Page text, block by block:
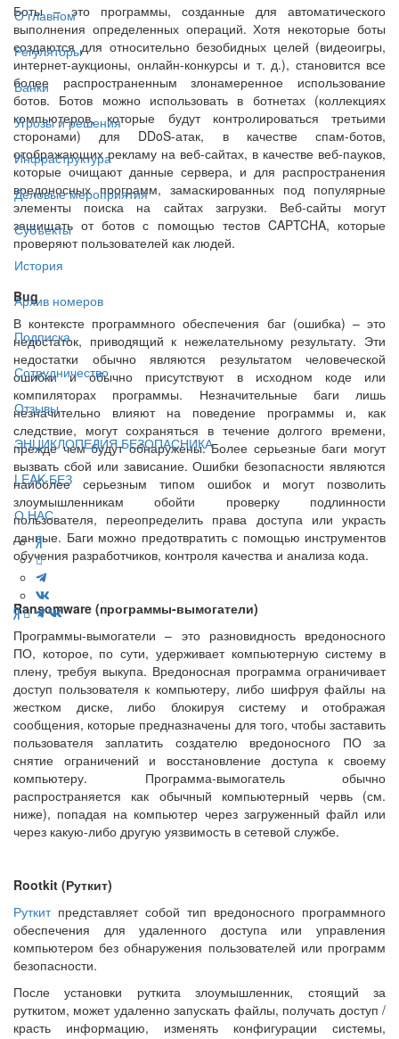
О главном
Регуляторы
Банки
Угрозы и решения
Инфраструктура
Деловые мероприятия
Субъекты
История
Архив номеров
Подписка
Сотрудничество
Отзывы
ЭНЦИКЛОПЕДИЯ БЕЗОПАСНИКА
LEAK-БЕЗ
О НАС
Боты – это программы, созданные для автоматического
выполнения определенных операций. Хотя некоторые боты
создаются для относительно безобидных целей (видеоигры,
интернет-аукционы, онлайн-конкурсы и т. д.), становится все
более распространенным злонамеренное использование
ботов. Ботов можно использовать в ботнетах (коллекциях
компьютеров, которые будут контролироваться третьими
сторонами) для DDoS-атак, в качестве спам-ботов,
отображающих рекламу на веб-сайтах, в качестве веб-пауков,
которые очищают данные сервера, и для распространения
вредоносных программ, замаскированных под популярные
элементы поиска на сайтах загрузки. Веб-сайты могут
защищать от ботов с помощью тестов CAPTCHA, которые
проверяют пользователей как людей.
Bug
В контексте программного обеспечения баг (ошибка) – это
недостаток, приводящий к нежелательному результату. Эти
недостатки обычно являются результатом человеческой
ошибки и обычно присутствуют в исходном коде или
компиляторах программы. Незначительные баги лишь
незначительно влияют на поведение программы и, как
следствие, могут сохраняться в течение долгого времени,
прежде чем будут обнаружены. Более серьезные баги могут
вызвать сбой или зависание. Ошибки безопасности являются
наиболее серьезным типом ошибок и могут позволить
злоумышленникам обойти проверку подлинности
пользователя, переопределить права доступа или украсть
данные. Баги можно предотвратить с помощью инструментов
обучения разработчиков, контроля качества и анализа кода.
Ransomware (программы-вымогатели)
Программы-вымогатели – это разновидность вредоносного
ПО, которое, по сути, удерживает компьютерную систему в
плену, требуя выкупа. Вредоносная программа ограничивает
доступ пользователя к компьютеру, либо шифруя файлы на
жестком диске, либо блокируя систему и отображая
сообщения, которые предназначены для того, чтобы заставить
пользователя заплатить создателю вредоносного ПО за
снятие ограничений и восстановление доступа к своему
компьютеру. Программа-вымогатель обычно
распространяется как обычный компьютерный червь (см.
ниже), попадая на компьютер через загруженный файл или
через какую-либо другую уязвимость в сетевой службе.
Rootkit (Руткит)
Руткитпредставляет собой тип вредоносного программного
обеспечения для удаленного доступа или управления
компьютером без обнаружения пользователей или программ
безопасности.
После установки руткита злоумышленник, стоящий за
руткитом, может удаленно запускать файлы, получать доступ /
красть информацию, изменять конфигурации системы,